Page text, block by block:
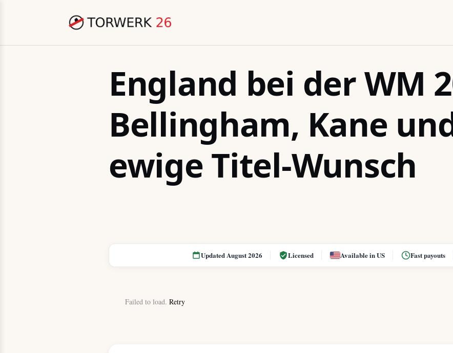
England bei der WM
Bellingham, Kane
ewige Titel-Wunsch
Updated August 2026 Licensed Available in US Fast payouts
Failed to load. Retry